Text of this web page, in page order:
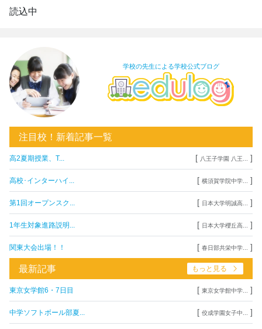
読込中
学校の先生による学校公式ブログ
注目校！新着記事一覧
高2夏期授業、T... [ 八王子学園 八王... ]
高校･インターハイ... [ 横須賀学院中学... ]
第1回オープンスク... [ 日本大学明誠高... ]
1年生対象進路説明... [ 日本大学櫻丘高... ]
関東大会出場！！ [ 春日部共栄中学... ]
最新記事 もっと見る
東京女学館6・7日目 [ 東京女学館中学... ]
中学ソフトボール部夏... [ 佼成学園女子中... ]